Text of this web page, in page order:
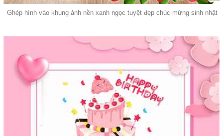
Ghép hình vào khung ảnh nền xanh ngọc tuyệt đẹp chúc mừng sinh nhật